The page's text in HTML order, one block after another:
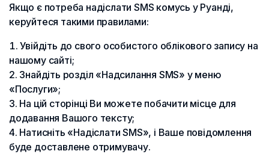
Якщо є потреба надіслати SMS комусь у Руанді,
керуйтеся такими правилами:
Увійдіть до свого особистого облікового запису на
нашому сайті;
Знайдіть розділ «Надсилання SMS» у меню
«Послуги»;
На цій сторінці Ви можете побачити місце для
додавання Вашого тексту;
Натисніть «Надіслати SMS», і Ваше повідомлення
буде доставлене отримувачу.